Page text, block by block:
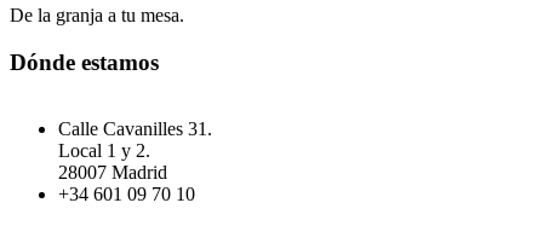
De la granja a tu mesa.
Dónde estamos
Calle Cavanilles 31.
Local 1 y 2.
28007 Madrid
+34 601 09 70 10